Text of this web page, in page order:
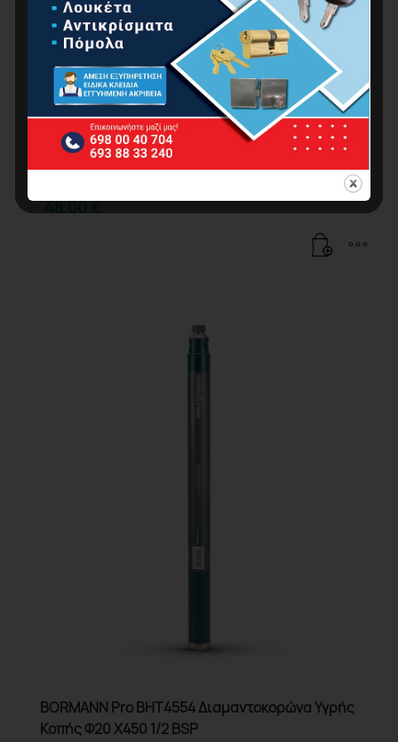
BORMANN Pro BHT4504 Διαμαντοκορώνα Υγρής
48.00€
BORMANN Pro BHT4554 Διαμαντοκορώνα Υγρής
Κοπής Φ20 X450 1/2 BSP